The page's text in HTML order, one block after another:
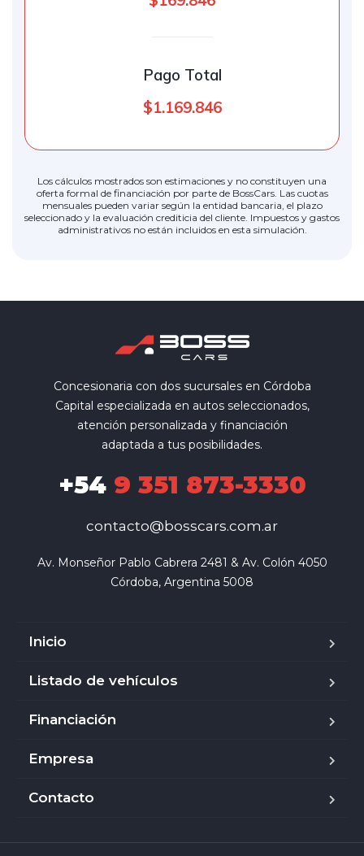
Pago Total
$1.169.846
Los cálculos mostrados son estimaciones y no constituyen una
oferta formal de financiación por parte de BossCars. Las cuotas
mensuales pueden variar según la entidad bancaria, el plazo
seleccionado y la evaluación crediticia del cliente. Impuestos y gastos
administrativos no están incluidos en esta simulación.
Concesionaria con dos sucursales en Córdoba
Capital especializada en autos seleccionados,
atención personalizada y financiación
adaptada a tus posibilidades.
+549 351 873-3330
contacto@bosscars.com.ar
Av. Monseñor Pablo Cabrera 2481 & Av. Colón 4050
Córdoba, Argentina 5008
Inicio
Listado de vehículos
Financiación
Empresa
Contacto